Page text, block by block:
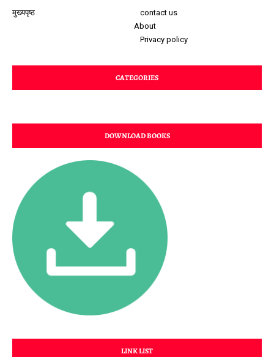
मुख्यपृष्ठ
contact us
About
Privacy policy
CATEGORIES
DOWNLOAD BOOKS
LINK LIST